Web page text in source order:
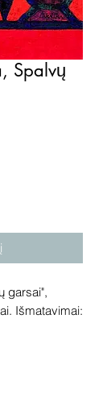
Spalvų
garsai",
Išmatavimai: